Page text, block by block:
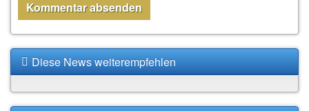
Diese News weiterempfehlen